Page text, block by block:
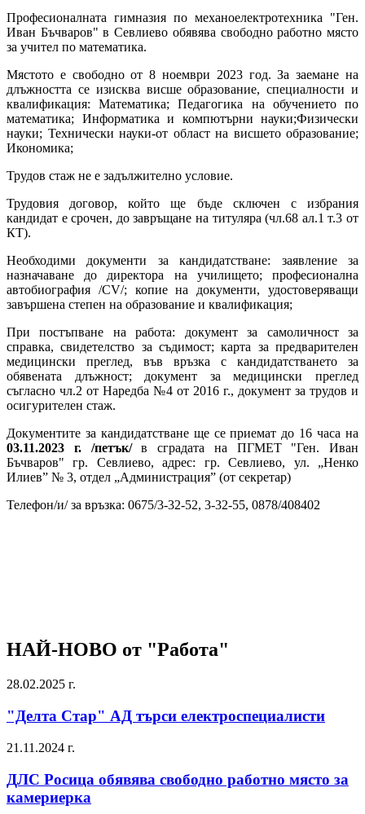
Професионалната гимназия по механоелектротехника "Ген.
Иван Бъчваров" в Севлиево обявява свободно работно място
за учител по математика.
Мястото е свободно от 8 ноември 2023 год. За заемане на
длъжността се изисква висше образование, специалности и
квалификация: Математика; Педагогика на обучението по
математика; Информатика и компютърни науки;Физически
науки; Технически науки-от област на висшето образование;
Икономика;
Трудов стаж не е задължително условие.
Трудовия договор, който ще бъде сключен с избрания
кандидат е срочен, до завръщане на титуляра (чл.68 ал.1 т.3 от
КТ).
Необходими документи за кандидатстване: заявление за
назначаване до директора на училището; професионална
автобиография /CV/; копие на документи, удостоверяващи
завършена степен на образование и квалификация;
При постъпване на работа: документ за самоличност за
справка,свидетелство за съдимост;карта за предварителен
медицински преглед, във връзка с кандидатстването за
обявената длъжност; документ за медицински преглед
съгласно чл.2 от Наредба №4 от 2016 г., документ за трудов и
осигурителен стаж.
Документите за кандидатстване ще се приемат до 16 часа на
03.11.2023 г. /петък/в сградата на ПГМЕТ "Ген. Иван
Бъчваров" гр. Севлиево,адрес: гр. Севлиево, ул. „Ненко
Илиев” № 3, отдел „Администрация” (от секретар)
Телефон/и/ за връзка: 0675/3-32-52, 3-32-55, 0878/408402
НАЙ-НОВО от "Работа"
28.02.2025 г.
"Делта Стар" АД търси електроспециалисти
21.11.2024 г.
ДЛС Росица обявява свободно работно място за
камериерка